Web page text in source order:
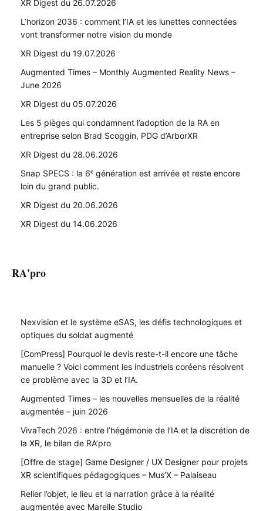
XR Digest du 26.07.2026
L’horizon 2036 : comment l’IA et les lunettes connectées
vont transformer notre vision du monde
XR Digest du 19.07.2026
Augmented Times – Monthly Augmented Reality News –
June 2026
XR Digest du 05.07.2026
Les 5 pièges qui condamnent l’adoption de la RA en
entreprise selon Brad Scoggin, PDG d’ArborXR
XR Digest du 28.06.2026
Snap SPECS : la 6ᵉ génération est arrivée et reste encore
loin du grand public.
XR Digest du 20.06.2026
XR Digest du 14.06.2026
RA'pro
Nexvision et le système eSAS, les défis technologiques et
optiques du soldat augmenté
[ComPress] Pourquoi le devis reste-t-il encore une tâche
manuelle ? Voici comment les industriels coréens résolvent
ce problème avec la 3D et l’IA.
Augmented Times – les nouvelles mensuelles de la réalité
augmentée – juin 2026
VivaTech 2026 : entre l’hégémonie de l’IA et la discrétion de
la XR, le bilan de RA’pro
[Offre de stage] Game Designer / UX Designer pour projets
XR scientifiques pédagogiques – Mus’X – Palaiseau
Relier l’objet, le lieu et la narration grâce à la réalité
augmentée avec Marelle Studio